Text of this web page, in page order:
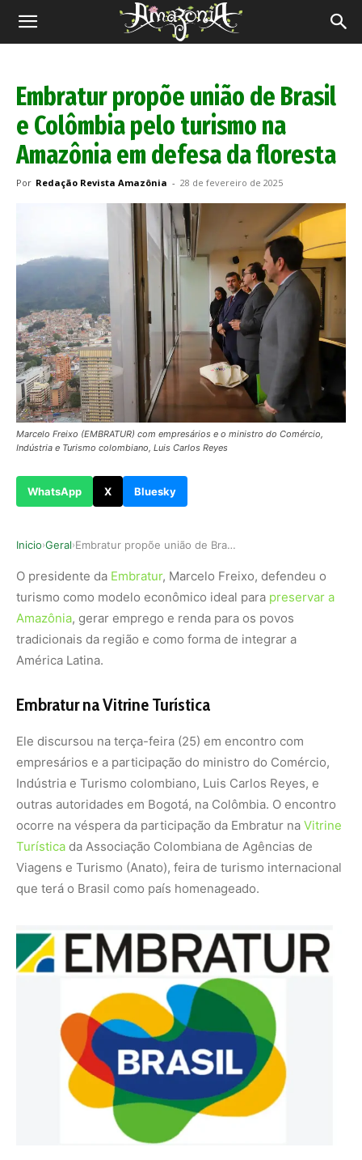
Revista
Embratur propõe união de Brasil
e Colômbia pelo turismo na
Amazônia em defesa da floresta
Por Redação Revista Amazônia - 28 de fevereiro de 2025
Marcelo Freixo (EMBRATUR) com empresários e o ministro do Comércio,
Indústria e Turismo colombiano, Luis Carlos Reyes
WhatsApp X Bluesky
Inicio›Geral› Embratur propõe união de Brasil e Colômbia pelo…
O presidente da Embratur, Marcelo Freixo, defendeu o
turismo como modelo econômico ideal para preservar a
Amazônia, gerar emprego e renda para os povos
tradicionais da região e como forma de integrar a
América Latina.
Embratur na Vitrine Turística
Ele discursou na terça-feira (25) em encontro com
empresários e a participação do ministro do Comércio,
Indústria e Turismo colombiano, Luis Carlos Reyes, e
outras autoridades em Bogotá, na Colômbia. O encontro
ocorre na véspera da participação da Embratur na Vitrine
Turística da Associação Colombiana de Agências de
Viagens e Turismo (Anato), feira de turismo internacional
que terá o Brasil como país homenageado.